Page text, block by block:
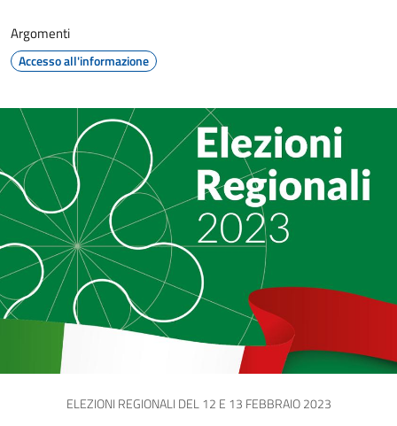
Argomenti
Accesso all'informazione
ELEZIONI REGIONALI DEL 12 E 13 FEBBRAIO 2023